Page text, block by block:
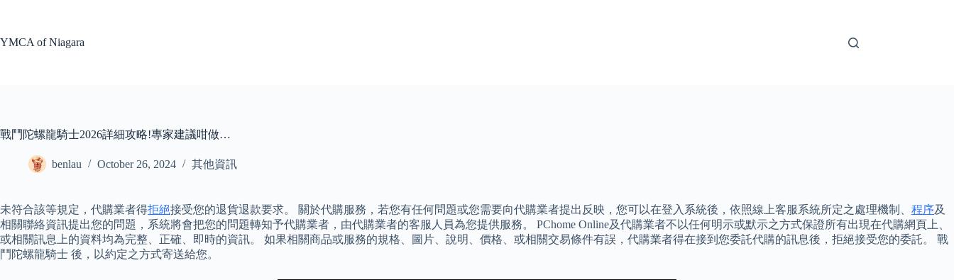
YMCA of Niagara
戰鬥陀螺龍騎士2026詳細攻略!專家建議咁做…
benlau October 26, 2024 其他資訊
未符合該等規定，代購業者得拒絕接受您的退貨退款要求。 關於代購服務，若您有任何問題或您需要向代購業者提出反映，您可以在登入系統後，依照線上客服系統所定之處理機制、 程序及
相關聯絡資訊提出您的問題，系統將會把您的問題轉知予代購業者，由代購業者的客服人員為您提供服務。 PChome Online及代購業者不以任何明示或默示之方式保證所有出現在代購網頁上、
或相關訊息上的資料均為完整、正確、即時的資訊。 如果相關商品或服務的規格、圖片、說明、價格、或相關交易條件有誤，代購業者得在接到您委託代購的訊息後，拒絕接受您的委託。 戰
鬥陀螺龍騎士 後，以約定之方式寄送給您。